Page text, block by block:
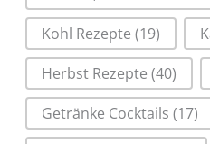
Kohl Rezepte (19)
Herbst Rezepte (40)
Getränke Cocktails (17)